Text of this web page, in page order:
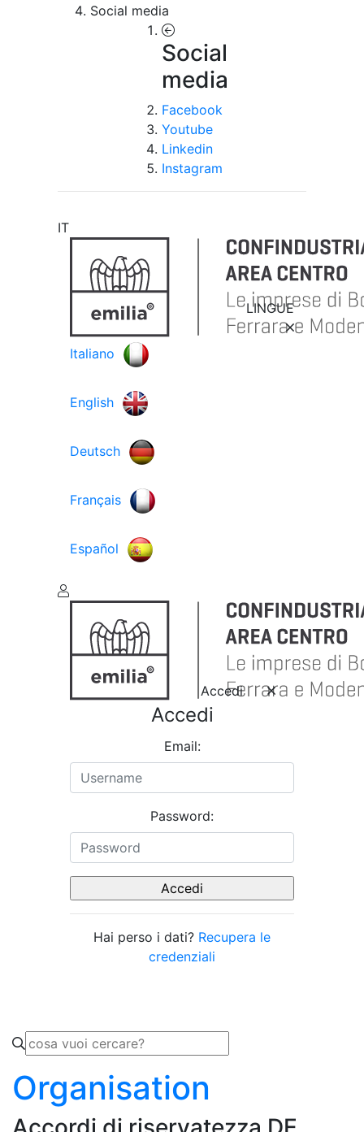
Social media
Social
media
Facebook
Youtube
Linkedin
Instagram
IT
LINGUE
Italiano
English
Deutsch
Français
Español
Accedi
Accedi
Email:
Password:
Hai perso i dati? Recupera le
credenziali
Organisation